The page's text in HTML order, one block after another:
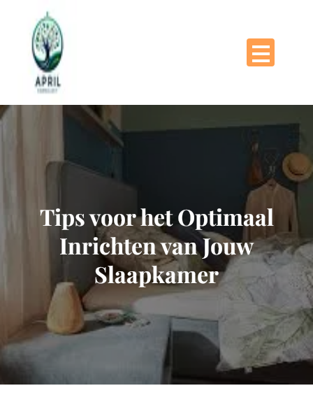
Tips voor het Optimaal
Inrichten van Jouw
Slaapkamer